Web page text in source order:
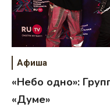
Афиша
«Небо одно»:
«Думе»